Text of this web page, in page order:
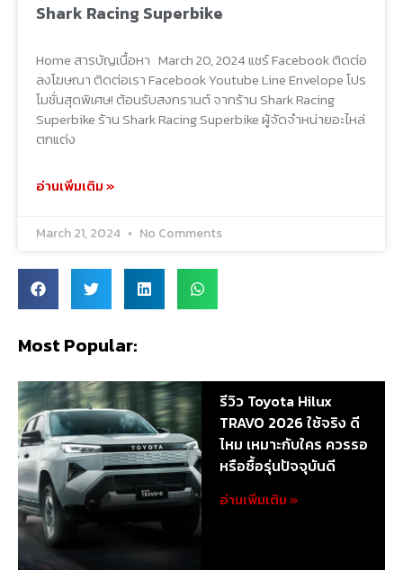
Shark Racing Superbike​
Home สารบัญเนื้อหา March 20, 2024 แชร์ Facebook ติดต่อ
ลงโฆษณา ติดต่อเรา Facebook Youtube Line Envelope โปร
โมชั่นสุดพิเศษ! ต้อนรับสงกรานต์ จากร้าน Shark Racing
Superbike ร้าน Shark Racing Superbike ผู้จัดจำหน่ายอะไหล่
ตกแต่ง
อ่านเพิ่มเติม »
March 21, 2024 No Comments
Most Popular:
รีวิว Toyota Hilux
TRAVO 2026 ใช้จริง ดี
ไหม เหมาะกับใคร ควรรอ
หรือซื้อรุ่นปัจจุบันดี
อ่านเพิ่มเติม »